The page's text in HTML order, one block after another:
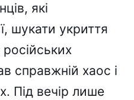
які
шукати укриття
справжній хаос і
Під вечір лише